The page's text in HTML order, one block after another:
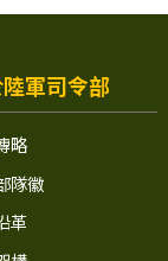
軍司令部
略
隊徽
革